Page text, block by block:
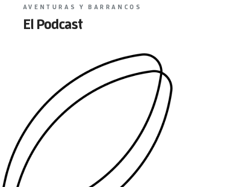
AVENTURAS Y BARRANCOS
El Podcast